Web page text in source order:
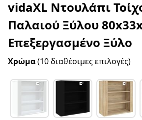
vidaXL Ντουλάπι
Παλαιού Ξύλου
Επεξεργασμένο Ξύλο
Χρώμα(10 διαθέσιμες επιλογές)